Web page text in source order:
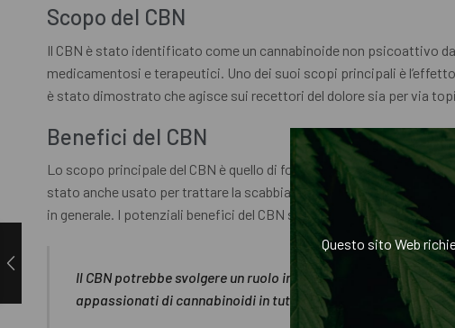
Questo sito Web
Scopo del CBN
Il CBN è stato identificato come un cannabinoide non psicoattivo
medicamentosi e terapeutici. Uno dei suoi scopi principali è
è stato dimostrato che agisce sui recettori del dolore sia per via
Benefici del CBN
Lo scopo principale del CBN è quello di fornire un modo sicuro ed
stato anche usato per trattare la scabbia. Inoltre, il CBN può
in generale. I potenziali benefici del CBN sono ancora oggetto di
Il CBN potrebbe svolgere un ruolo importante nel futuro del
appassionati di cannabinoidi in tutto il mondo.